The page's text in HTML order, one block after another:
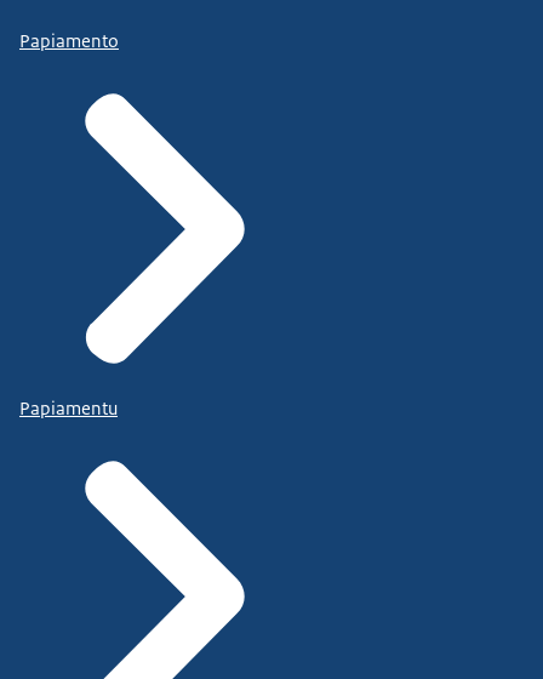
Papiamento
Papiamentu